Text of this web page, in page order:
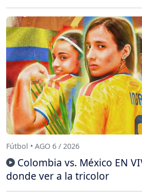
Fútbol • AGO 6 / 2026
Colombia vs. México EN
donde ver a la tricolor